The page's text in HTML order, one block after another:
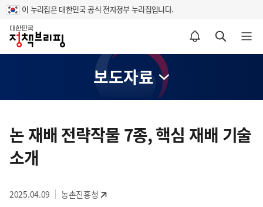
이 누리집은 대한민국 공식 전자정부 누리집입니다.
홈
알림설정 바로가기 검색 바로가기 메뉴 열기
보도자료
텐
츠
영
논 재배 전략작물 7종, 핵심 재배 기술
소개
2025.04.09 농촌진흥청